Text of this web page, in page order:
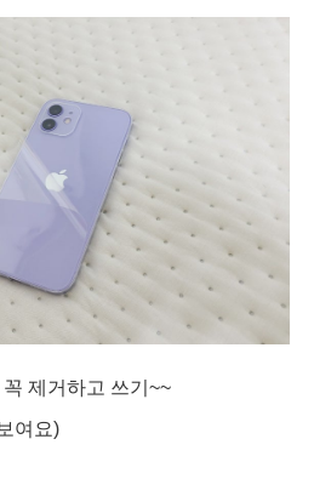
제거하고 쓰기~~
여요)